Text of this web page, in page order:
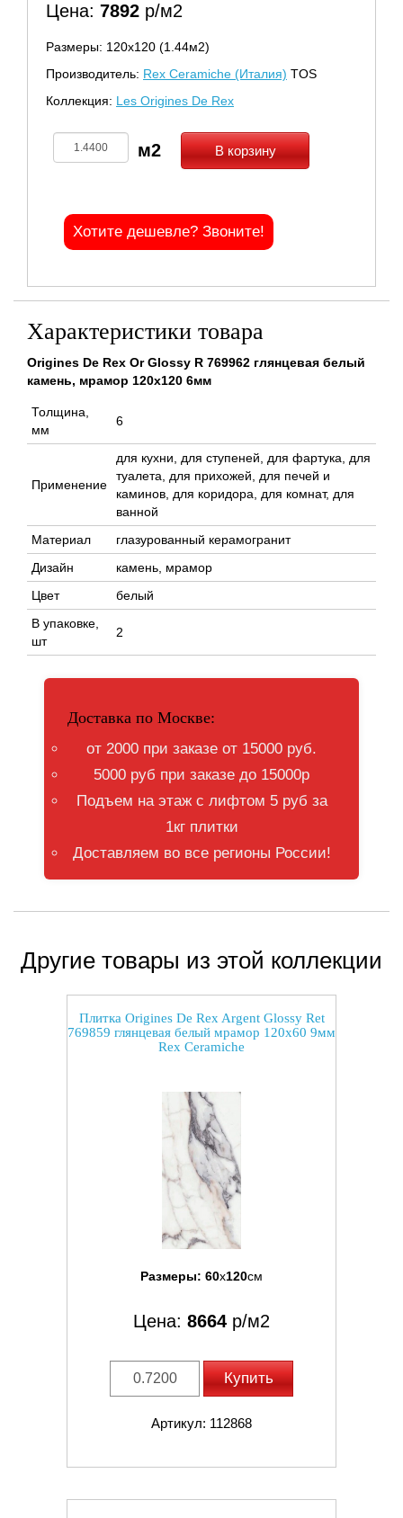
Цена: 7892 р/м2
Размеры: 120х120 (1.44м2)
Производитель: Rex Ceramiche (Италия) TOS
Коллекция: Les Origines De Rex
В корзину
Хотите дешевле? Звоните!
Характеристики товара
Origines De Rex Or Glossy R 769962 глянцевая белый
камень, мрамор 120x120 6мм
Толщина,
мм
6
Применение
для кухни, для ступеней, для фартука, для
туалета, для прихожей, для печей и
каминов, для коридора, для комнат, для
ванной
Материал
глазурованный керамогранит
Дизайн
камень, мрамор
Цвет
белый
В упаковке,
шт
2
Доставка по Москве:
от 2000 при заказе от 15000 руб.
5000 руб при заказе до 15000р
Подъем на этаж с лифтом 5 руб за
1кг плитки
Доставляем во все регионы России!
Другие товары из этой коллекции
Плитка Origines De Rex Argent Glossy Ret
769859 глянцевая белый мрамор 120x60 9мм
Rex Ceramiche
Размеры: 60x120см
Цена: 8664 р/м2
Купить
Артикул: 112868